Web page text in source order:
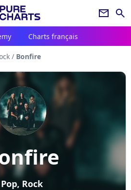
newsletter search
Charts français
/ Bonfire
Pop, Rock